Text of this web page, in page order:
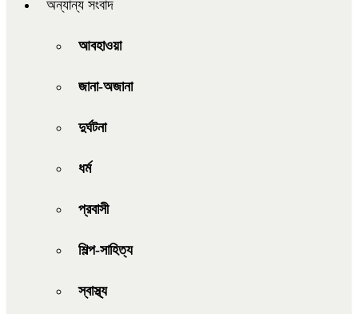
অন্যান্য সংবাদ
আবহাওয়া
জানা-অজানা
দুর্ঘটনা
ধর্ম
প্রবাসী
শিল্প-সাহিত্য
স্বাস্থ্য